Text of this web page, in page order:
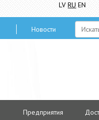
LV RU EN
Hовости
Предприятия